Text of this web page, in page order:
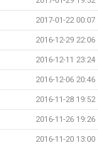
2017-01-22 00:07
2016-12-29 22:06
2016-12-11 23:24
2016-12-06 20:46
2016-11-28 19:52
2016-11-26 19:26
2016-11-20 13:00